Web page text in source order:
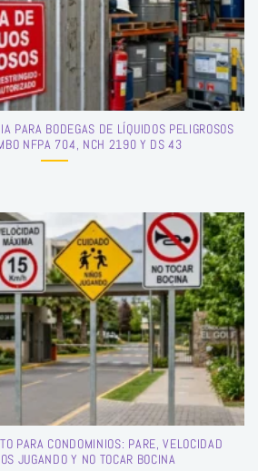
PARA BODEGAS DE LÍQUIDOS PELIGROSOS
NFPA 704, NCH 2190 Y DS 43
PARA CONDOMINIOS: PARE, VELOCIDAD
JUGANDO Y NO TOCAR BOCINA